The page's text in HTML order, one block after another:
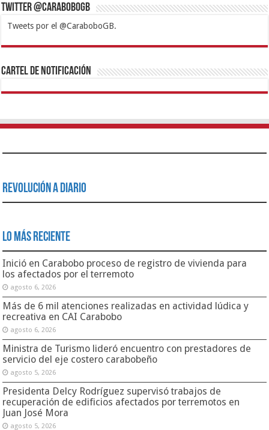
Twitter @CaraboboGB
Tweets por el @CaraboboGB.
1xbetBetturkeyBetistKralbetSupertotobetTipobetMatadorbetMariobet
https://mvbcasino.com/
Cartel de Notificación
Revolución a Diario
Lo Más Reciente
Inició en Carabobo proceso de registro de vivienda para
los afectados por el terremoto
agosto 6, 2026
Más de 6 mil atenciones realizadas en actividad lúdica y
recreativa en CAI Carabobo
agosto 6, 2026
Ministra de Turismo lideró encuentro con prestadores de
servicio del eje costero carabobeño
agosto 5, 2026
Presidenta Delcy Rodríguez supervisó trabajos de
recuperación de edificios afectados por terremotos en
Juan José Mora
agosto 5, 2026